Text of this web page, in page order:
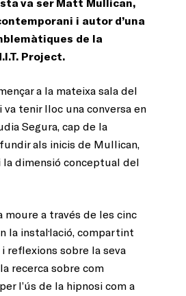
i autor d’una
de la
Project.
a la mateixa sala del
va tenir lloc una conversa en
Segura, cap de la
als inicis de Mullican,
dimensió conceptual del
moure a través de les cinc
la instal·lació, compartint
reflexions sobre la seva
recerca sobre com
l’ús de la hipnosi com a